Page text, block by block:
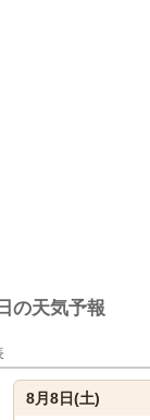
の天気予報
8月8日(土)